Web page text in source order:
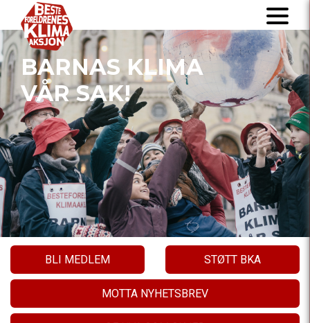
BARNAS KLIMA
VÅR SAK!
BLI MEDLEM STØTT BKA
MOTTA NYHETSBREV